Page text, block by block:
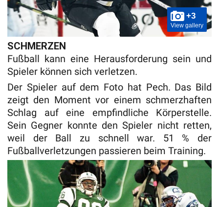
+3
View gallery
SCHMERZEN
Fußball kann eine Herausforderung sein und
Spieler können sich verletzen.
Der Spieler auf dem Foto hat Pech. Das Bild
zeigt den Moment vor einem schmerzhaften
Schlag auf eine empfindliche Körperstelle.
Sein Gegner konnte den Spieler nicht retten,
weil der Ball zu schnell war. 51 % der
Fußballverletzungen passieren beim Training.